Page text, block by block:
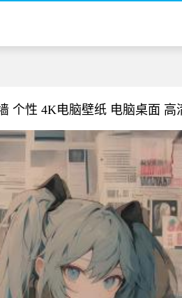
个性 4K电脑壁纸 电脑桌面 高